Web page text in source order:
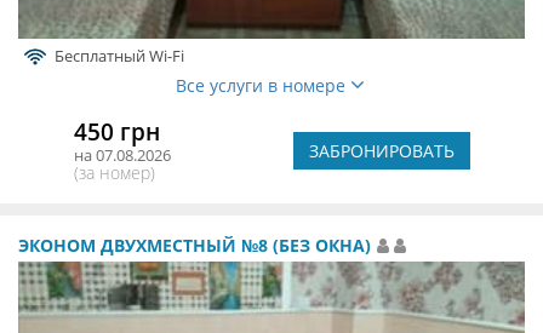
Бесплатный Wi-Fi
Все услуги в номере
450 грн
на 07.08.2026
(за номер)
ЗАБРОНИРОВАТЬ
ЭКОНОМ ДВУХМЕСТНЫЙ №8 (БЕЗ ОКНА)